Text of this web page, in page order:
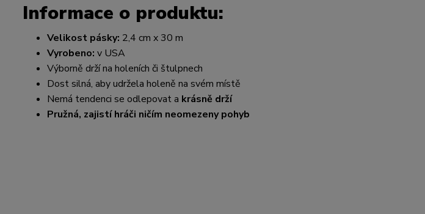
Informace o produktu:
Velikost pásky: 2,4 cm x 30 m
Vyrobeno: v USA
Výborně drží na holeních či štulpnech
Dost silná, aby udržela holeně na svém místě
Nemá tendenci se odlepovat a krásně drží
Pružná, zajistí hráči ničím neomezeny pohyb